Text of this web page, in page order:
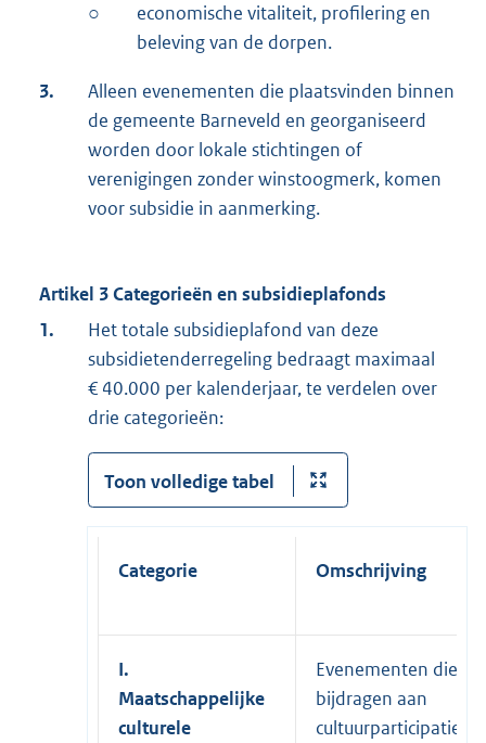
○
economische vitaliteit, profilering en
beleving van de dorpen.
3.
Alleen evenementen die plaatsvinden binnen
de gemeente Barneveld en georganiseerd
worden door lokale stichtingen of
verenigingen zonder winstoogmerk, komen
voor subsidie in aanmerking.
Artikel 3 Categorieën en subsidieplafonds
1.
Het totale subsidieplafond van deze
subsidietenderregeling bedraagt maximaal
€ 40.000 per kalenderjaar, te verdelen over
drie categorieën:
Toon volledige tabel
Categorie Omschrijving
I.
Maatschappelijke
culturele
Evenementen die
bijdragen aan
cultuurparticipatie,